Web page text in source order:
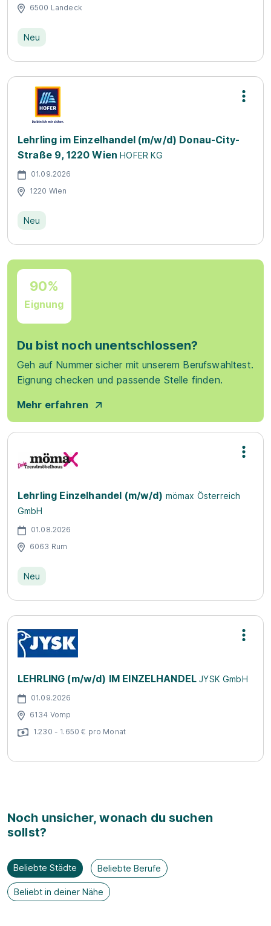
6500 Landeck
Neu
Lehrling im Einzelhandel (m/w/d) Donau-City-
Straße 9, 1220 Wien HOFER KG
01.09.2026
1220 Wien
Neu
90%
Eignung
Du bist noch unentschlossen?
Geh auf Nummer sicher mit unserem Berufswahltest.
Eignung checken und passende Stelle finden.
Mehr erfahren
Lehrling Einzelhandel (m/w/d) mömax Österreich
GmbH
01.08.2026
6063 Rum
Neu
LEHRLING (m/w/d) IM EINZELHANDELJYSK GmbH
01.09.2026
6134 Vomp
1.230 - 1.650 € pro Monat
Noch unsicher, wonach du suchen
sollst?
Beliebte Städte Beliebte Berufe
Beliebt in deiner Nähe